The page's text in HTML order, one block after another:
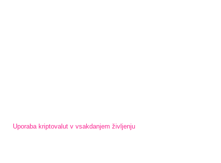
Uporaba kriptovalut v vsakdanjem življenju